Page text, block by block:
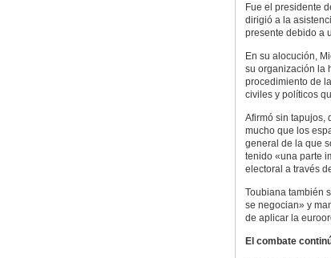
Fue el presidente
dirigió a la
presente debido a
En su alocución,
su organización la
procedimiento de
civiles y políticos
Afirmó sin tapujos,
mucho que los
general de la que
tenido «una parte
electoral a través
Toubiana también
se negocian» y
de aplicar la
El combate